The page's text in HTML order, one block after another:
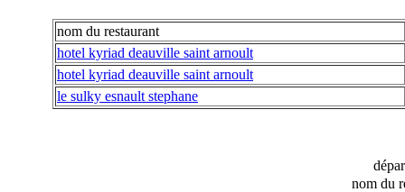
nom du restaurant
hotel kyriad deauville saint arnoult
hotel kyriad deauville saint arnoult
le sulky esnault stephane
nom du